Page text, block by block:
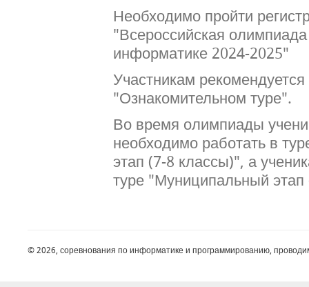
Необходимо пройти
"Всероссийская
информатике 2024-2025"
Участникам
"Ознакомительном туре".
Во время олимпиады
необходимо работать в
этап (7-8 классы)", а
туре "Муниципальный
© 2026, соревнования по информатике и программированию,